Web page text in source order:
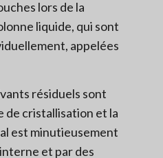
lors de la
liquide, qui sont
appelées
résiduels sont
de cristallisation et la
est minutieusement
et par des